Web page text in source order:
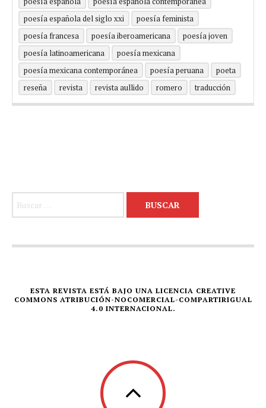
poesía española del siglo xxi
poesía feminista
poesía francesa
poesía iberoamericana
poesía joven
poesía latinoamericana
poesía mexicana
poesía mexicana contemporánea
poesía peruana
poeta
reseña
revista revista aullido romero traducción
ESTA REVISTA ESTÁ BAJO UNA LICENCIA CREATIVE
COMMONS ATRIBUCIÓN-NOCOMERCIAL-COMPARTIRIGUAL
4.0 INTERNACIONAL.